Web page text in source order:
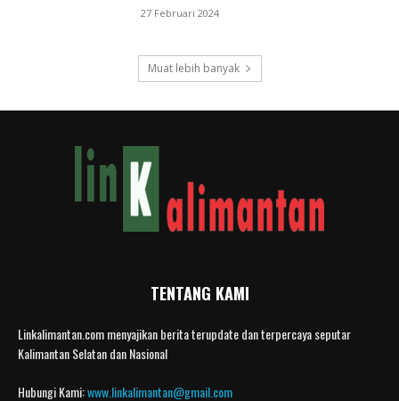
27 Februari 2024
Muat lebih banyak
TENTANG KAMI
Linkalimantan.com menyajikan berita terupdate dan terpercaya seputar
Kalimantan Selatan dan Nasional
Hubungi Kami:www.linkalimantan@gmail.com